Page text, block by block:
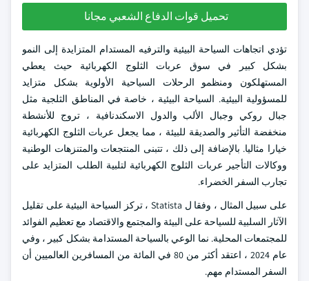
تحميل قوات الدفاع الشعبي مجانا
تؤدي اتجاهات السياحة البيئية والترفيه المستدام المتزايدة إلى النمو
بشكل كبير في سوق عربات الثلوج الكهربائية حيث يعطي
المستهلكون ومنظمو الرحلات السياحية الأولوية بشكل متزايد
للمسؤولية البيئية. السياحة البيئية ، خاصة في المناطق الثلجية مثل
جبال روكي وجبال الألب والدول الاسكندنافية ، تروج للأنشطة
منخفضة التأثير والصديقة للبيئة ، مما يجعل عربات الثلوج الكهربائية
خيارا مثاليا. بالإضافة إلى ذلك ، تتبنى المنتجعات والمتنزهات الوطنية
ووكالات التأجير عربات الثلوج الكهربائية لتلبية الطلب المتزايد على
تجارب السفر الخضراء.
على سبيل المثال ، وفقا ل Statista ، تركز السياحة البيئية على تقليل
الآثار السلبية للسياحة على البيئة والمجتمع والاقتصاد مع تعظيم الفوائد
للمجتمعات المحلية. نما الوعي بالسياحة المستدامة بشكل كبير ، وفي
عام 2024 ، اعتقد أكثر من 80 في المائة من المسافرين العالميين أن
السفر المستدام مهم.